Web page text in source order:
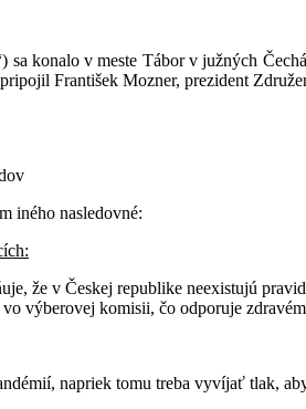
konalo v meste Tábor v južných
František Mozner, prezident
iného nasledovné:
že v Českej republike neexistujú
výberovej komisii, čo odporuje
napriek tomu treba vyvíjať tlak,